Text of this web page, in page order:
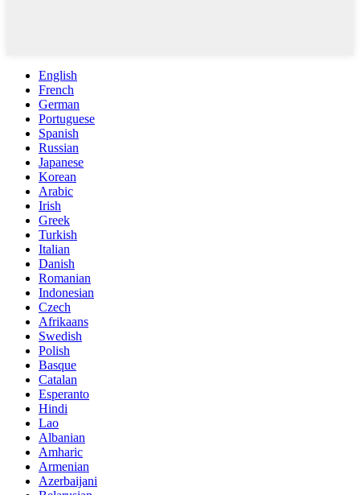
English
French
German
Portuguese
Spanish
Russian
Japanese
Korean
Arabic
Irish
Greek
Turkish
Italian
Danish
Romanian
Indonesian
Czech
Afrikaans
Swedish
Polish
Basque
Catalan
Esperanto
Hindi
Lao
Albanian
Amharic
Armenian
Azerbaijani